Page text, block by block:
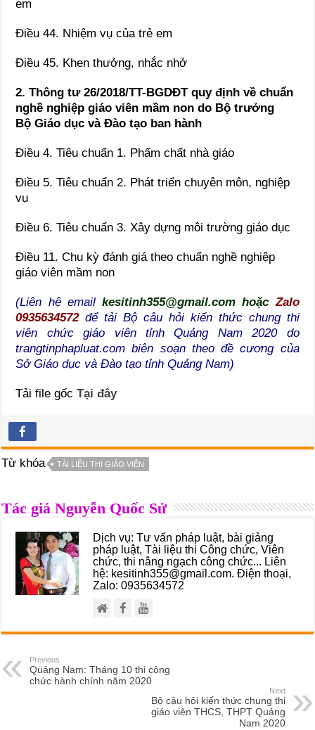
em
Điều 44. Nhiệm vụ của trẻ em
Điều 45. Khen thưởng, nhắc nhở
2. Thông tư 26/2018/TT-BGDĐT quy định về chuẩn
nghề nghiệp giáo viên mầm non do Bộ trưởng
Bộ Giáo dục và Đào tạo ban hành
Điều 4. Tiêu chuẩn 1. Phẩm chất nhà giáo
Điều 5. Tiêu chuẩn 2. Phát triển chuyên môn, nghiệp
vụ
Điều 6. Tiêu chuẩn 3. Xây dựng môi trường giáo dục
Điều 11. Chu kỳ đánh giá theo chuẩn nghề nghiệp
giáo viên mầm non
(Liên hệ emailkesitinh355@gmail.com hoặcZalo
0935634572để tải Bộ câu hỏi kiến thức chung thi
viên chức giáo viên tỉnh Quảng Nam 2020 do
trangtinphapluat.com biên soạn theo đề cương của
Sở Giáo dục và Đào tạo tỉnh Quảng Nam)
Tải file gốcTại đây
Từ khóa TÀI LIỆU THI GIÁO VIÊN
Tác giả Nguyễn Quốc Sử
Dịch vụ: Tư vấn pháp luật, bài giảng
pháp luật, Tài liệu thi Công chức, Viên
chức, thi nâng ngạch công chức... Liên
hệ: kesitinh355@gmail.com. Điện thoại,
Zalo: 0935634572
Previous
Quảng Nam: Tháng 10 thi công
chức hành chính năm 2020
Next
Bộ câu hỏi kiến thức chung thi
giáo viên THCS, THPT Quảng
Nam 2020